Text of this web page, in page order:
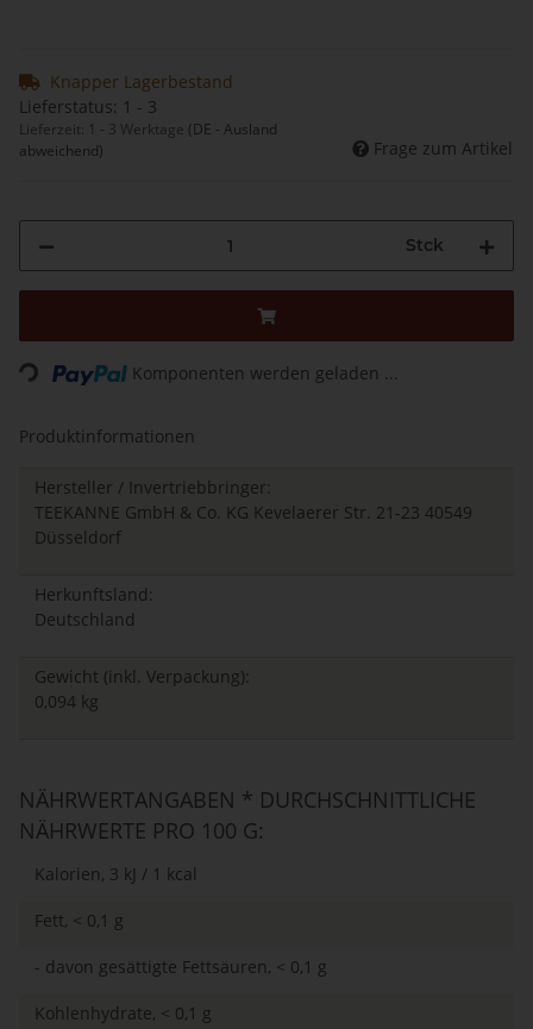
Knapper Lagerbestand
Lieferstatus: 1 - 3
Lieferzeit: 1 - 3 Werktage (DE - Ausland
abweichend)
Frage zum Artikel
Stck
Loading... Komponenten werden geladen ...
Produktinformationen
Hersteller / Invertriebbringer:
TEEKANNE GmbH & Co. KG Kevelaerer Str. 21-23 40549
Düsseldorf
Herkunftsland:
Deutschland
Gewicht (inkl. Verpackung):
0,094 kg
NÄHRWERTANGABEN * DURCHSCHNITTLICHE
NÄHRWERTE PRO 100 G:
Kalorien, 3 kJ / 1 kcal
Fett, < 0,1 g
- davon gesättigte Fettsäuren, < 0,1 g
Kohlenhydrate, < 0,1 g